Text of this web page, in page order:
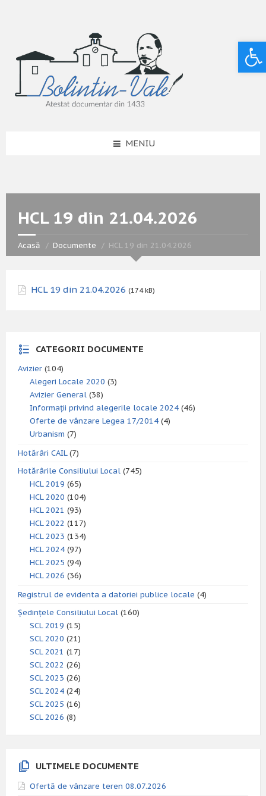
MENIU
HCL 19 din 21.04.2026
Acasă Documente HCL 19 din 21.04.2026
HCL 19 din 21.04.2026 (174 kB)
CATEGORII DOCUMENTE
Avizier (104)
Alegeri Locale 2020 (3)
Avizier General (38)
Informații privind alegerile locale 2024 (46)
Oferte de vânzare Legea 17/2014 (4)
Urbanism (7)
Hotărâri CAIL(7)
Hotărârile Consiliului Local (745)
HCL 2019 (65)
HCL 2020 (104)
HCL 2021 (93)
HCL 2022 (117)
HCL 2023 (134)
HCL 2024 (97)
HCL 2025 (94)
HCL 2026 (36)
Registrul de evidenta a datoriei publice locale (4)
Ședințele Consiliului Local (160)
SCL 2019 (15)
SCL 2020 (21)
SCL 2021 (17)
SCL 2022 (26)
SCL 2023 (26)
SCL 2024 (24)
SCL 2025 (16)
SCL 2026 (8)
ULTIMELE DOCUMENTE
Ofertă de vânzare teren 08.07.2026
Deschide bara de unelte